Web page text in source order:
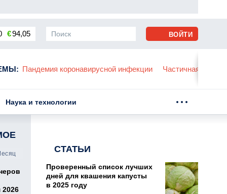
€94,05
: Пандемия коронавирусной инфекции Частичная
ВОЙТИ
Наука и технологии
2026
СТАТЬИ
Проверенный список лучших
дней для квашения капусты
в 2025 году